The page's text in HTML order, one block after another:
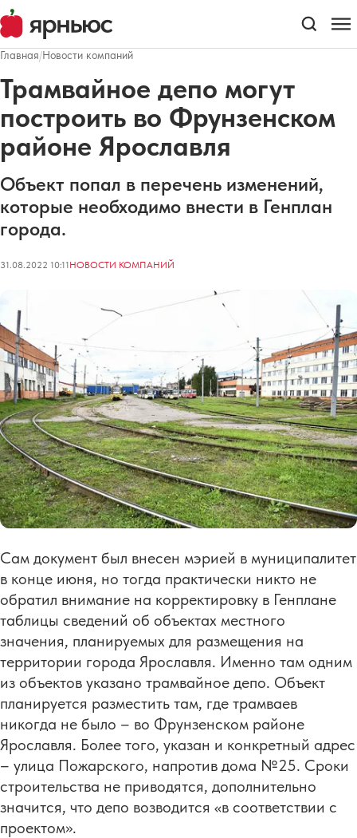
Главная/Новости компаний
Трамвайное депо могут
построить во Фрунзенском
районе Ярославля
Объект попал в перечень изменений,
которые необходимо внести в Генплан
города.
31.08.2022 10:11НОВОСТИ КОМПАНИЙ
Сам документ был внесен мэрией в муниципалитет
в конце июня, но тогда практически никто не
обратил внимание на корректировку в Генплане
таблицы сведений об объектах местного
значения, планируемых для размещения на
территории города Ярославля. Именно там одним
из объектов указано трамвайное депо. Объект
планируется разместить там, где трамваев
никогда не было – во Фрунзенском районе
Ярославля. Более того, указан и конкретный адрес
– улица Пожарского, напротив дома №25. Сроки
строительства не приводятся, дополнительно
значится, что депо возводится «в соответствии с
проектом».